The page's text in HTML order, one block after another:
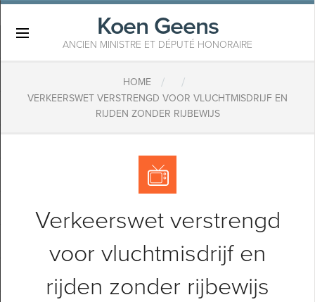
Koen Geens
ANCIEN MINISTRE ET DÉPUTÉ HONORAIRE
HOME / /
VERKEERSWET VERSTRENGD VOOR VLUCHTMISDRIJF EN
RIJDEN ZONDER RIJBEWIJS
Verkeerswet verstrengd
voor vluchtmisdrijf en
rijden zonder rijbewijs